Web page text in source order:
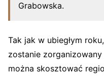
Grabowska.
Tak jak w ubiegłym
zostanie
można skosztować